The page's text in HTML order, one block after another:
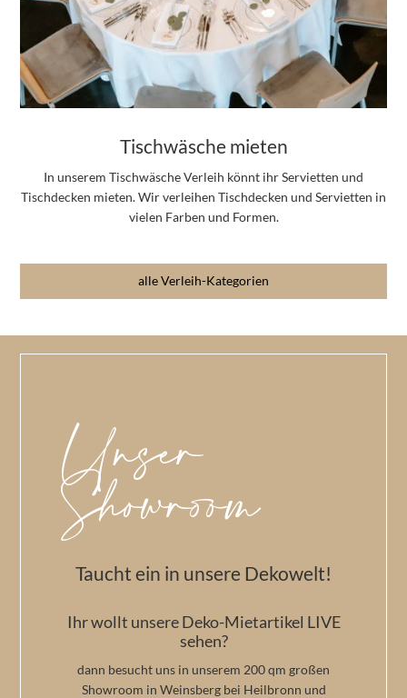
Tischwäsche mieten
In unserem Tischwäsche Verleih könnt ihr Servietten und
Tischdecken mieten. Wir verleihen Tischdecken und Servietten in
vielen Farben und Formen.
alle Verleih-Kategorien
Unser
Showroom
Taucht ein in unsere Dekowelt!
Ihr wollt unsere Deko-Mietartikel LIVE
sehen?
dann besucht uns in unserem 200 qm großen
Showroom in Weinsberg bei Heilbronn und